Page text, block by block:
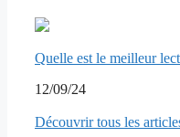
Quelle est le meilleur
12/09/24
Découvrir tous les